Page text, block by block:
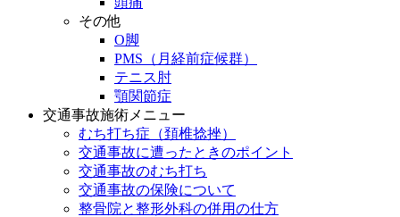
その他
O脚
PMS（月経前症候群）
テニス肘
顎関節症
交通事故施術メニュー
むち打ち症（頚椎捻挫）
交通事故に遭ったときのポイント
交通事故のむち打ち
交通事故の保険について
整骨院と整形外科の併用の仕方